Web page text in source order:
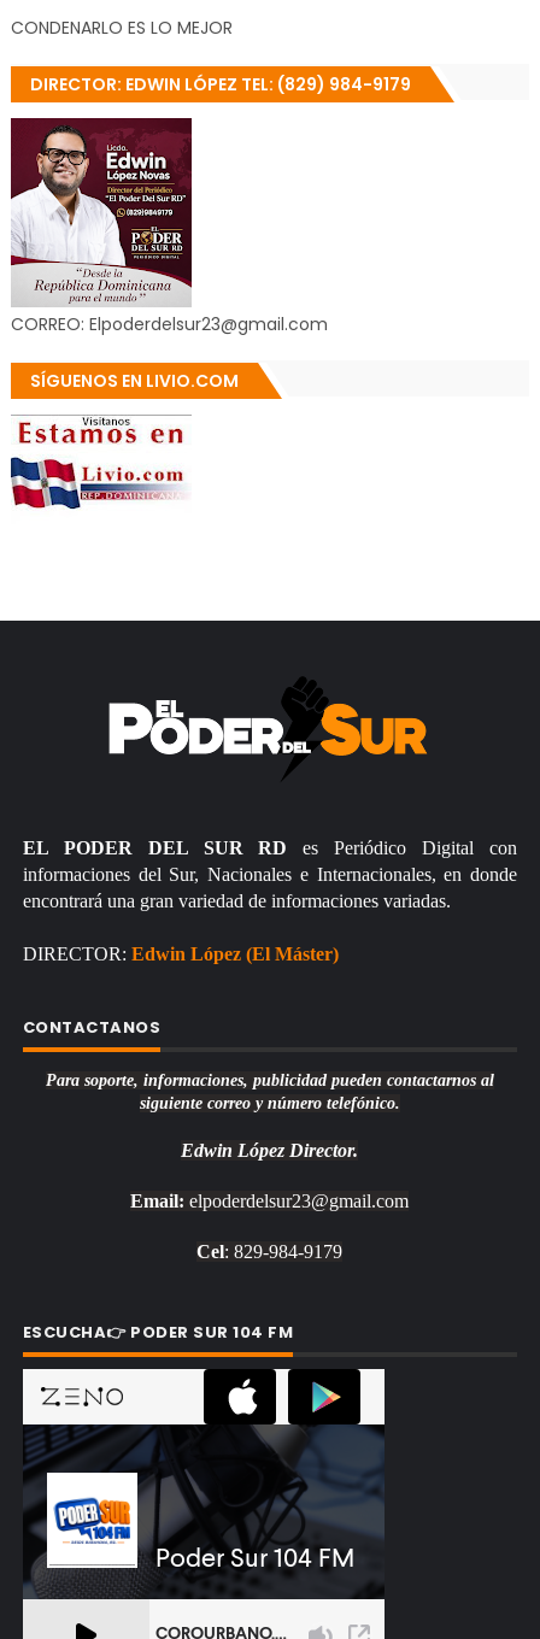
CONDENARLO ES LO MEJOR
DIRECTOR: EDWIN LÓPEZ TEL: (829) 984-9179
CORREO: Elpoderdelsur23@gmail.com
SÍGUENOS EN LIVIO.COM
EL PODER DEL SUR RD es Periódico Digital con
informaciones del Sur, Nacionales e Internacionales, en donde
encontrará una gran variedad de informaciones variadas.
DIRECTOR: Edwin López (El Máster)
CONTACTANOS
Para soporte, informaciones, publicidad pueden contactarnos al
siguiente correo y número telefónico.
Edwin López Director.
Email: elpoderdelsur23@gmail.com
Cel: 829-984-9179
ESCUCHA👉 PODER SUR 104 FM